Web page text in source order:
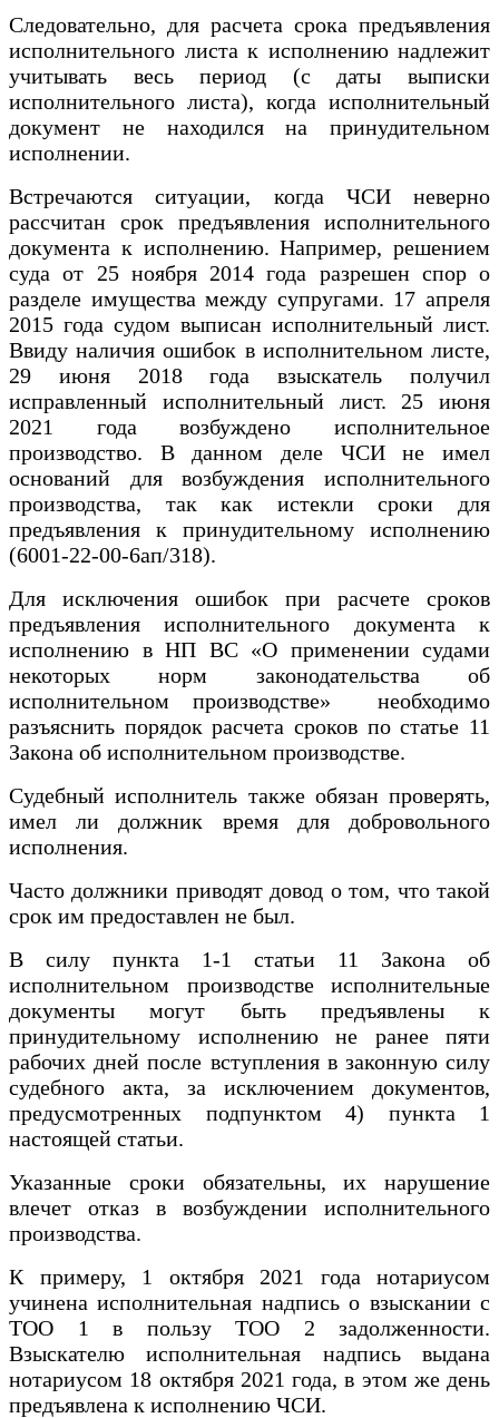
Следовательно, для расчета срока предъявления
исполнительного листа к исполнению надлежит
учитывать весь период (с даты выписки
исполнительного листа), когда исполнительный
документ не находился на принудительном
исполнении.
Встречаются ситуации, когда ЧСИ неверно
рассчитан срок предъявления исполнительного
документа к исполнению. Например, решением
суда от 25 ноября 2014 года разрешен спор о
разделе имущества между супругами. 17 апреля
2015 года судом выписан исполнительный лист.
Ввиду наличия ошибок в исполнительном листе,
29 июня 2018 года взыскатель получил
исправленный исполнительный лист. 25 июня
2021 года возбуждено исполнительное
производство. В данном деле ЧСИ не имел
оснований для возбуждения исполнительного
производства, так как истекли сроки для
предъявления к принудительному исполнению
(6001-22-00-6ап/318).
Для исключения ошибок при расчете сроков
предъявления исполнительного документа к
исполнению в НП ВС «О применении судами
некоторых норм законодательства об
исполнительном производстве» необходимо
разъяснить порядок расчета сроков по статье 11
Закона об исполнительном производстве.
Судебный исполнитель также обязан проверять,
имел ли должник время для добровольного
исполнения.
Часто должники приводят довод о том, что такой
срок им предоставлен не был.
В силу пункта 1-1 статьи 11 Закона об
исполнительном производстве исполнительные
документы могут быть предъявлены к
принудительному исполнению не ранее пяти
рабочих дней после вступления в законную силу
судебного акта, за исключением документов,
предусмотренных подпунктом 4) пункта 1
настоящей статьи.
Указанные сроки обязательны, их нарушение
влечет отказ в возбуждении исполнительного
производства.
К примеру, 1 октября 2021 года нотариусом
учинена исполнительная надпись о взыскании с
ТОО 1 в пользу ТОО 2 задолженности.
Взыскателю исполнительная надпись выдана
нотариусом 18 октября 2021 года, в этом же день
предъявлена к исполнению ЧСИ.